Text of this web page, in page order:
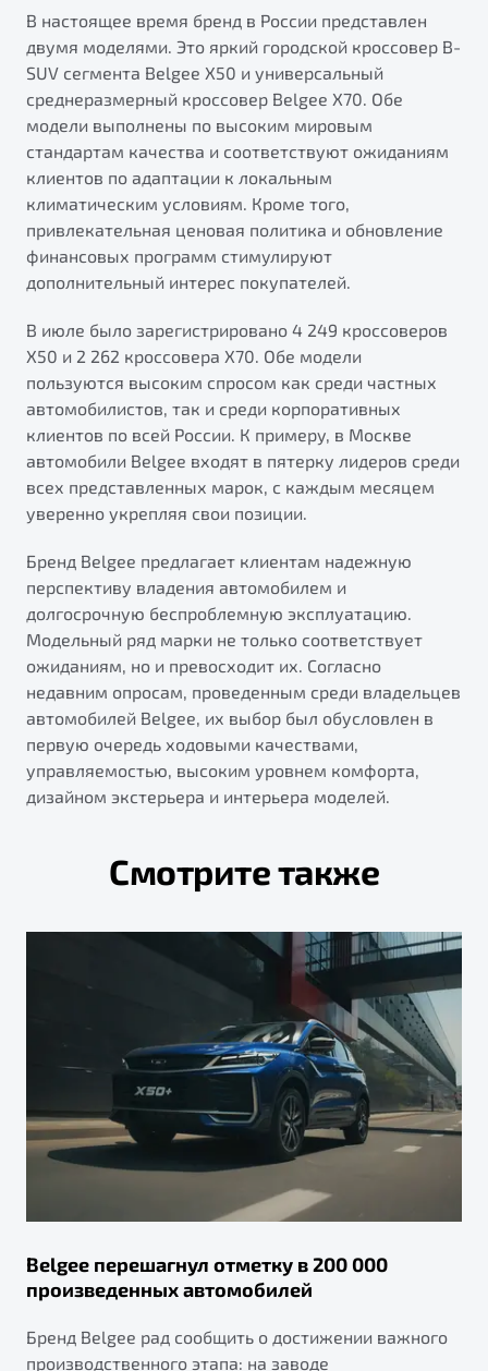
Универсальный кроссовер
от 2 499 990 ₽*
В наличии
Спецпредложения
Запись на сервис
Калькулятор ТО
Клиентская поддержка
В настоящее время бренд в России представлен
двумя моделями. Это яркий городской кроссовер B-
SUV сегмента Belgee X50 и универсальный
среднеразмерный кроссовер Belgee X70. Обе
модели выполнены по высоким мировым
стандартам качества и соответствуют ожиданиям
клиентов по адаптации к локальным
климатическим условиям. Кроме того,
привлекательная ценовая политика и обновление
финансовых программ стимулируют
дополнительный интерес покупателей.
В июле было зарегистрировано 4 249 кроссоверов
X50 и 2 262 кроссовера X70. Обе модели
пользуются высоким спросом как среди частных
автомобилистов, так и среди корпоративных
клиентов по всей России. К примеру, в Москве
автомобили Belgee входят в пятерку лидеров среди
всех представленных марок, с каждым месяцем
уверенно укрепляя свои позиции.
Бренд Belgee предлагает клиентам надежную
перспективу владения автомобилем и
долгосрочную беспроблемную эксплуатацию.
Модельный ряд марки не только соответствует
ожиданиям, но и превосходит их. Согласно
недавним опросам, проведенным среди владельцев
автомобилей Belgee, их выбор был обусловлен в
первую очередь ходовыми качествами,
управляемостью, высоким уровнем комфорта,
дизайном экстерьера и интерьера моделей.
Смотрите также
Belgee перешагнул отметку в 200 000
произведенных автомобилей
Бренд Belgee рад сообщить о достижении важного
производственного этапа: на заводе